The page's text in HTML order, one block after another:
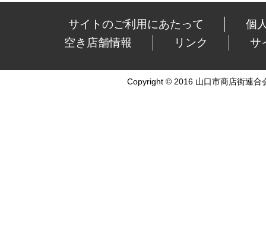
サイトのご利用にあたって
個
空き店舗情報
リンク サ
Copyright © 2016 山口市商店街連合